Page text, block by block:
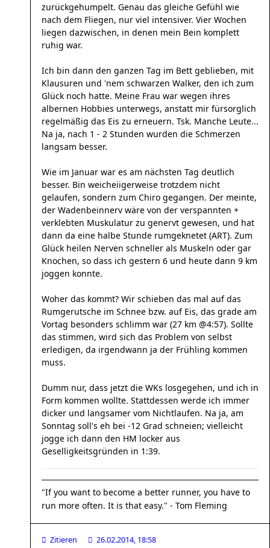
zurückgehumpelt. Genau das gleiche Gefühl wie
nach dem Fliegen, nur viel intensiver. Vier Wochen
liegen dazwischen, in denen mein Bein komplett
ruhig war.
Ich bin dann den ganzen Tag im Bett geblieben, mit
Klausuren und 'nem schwarzen Walker, den ich zum
Glück noch hatte. Meine Frau war wegen ihres
albernen Hobbies unterwegs, anstatt mir fürsorglich
regelmäßig das Eis zu erneuern. Tsk. Manche Leute...
Na ja, nach 1 - 2 Stunden wurden die Schmerzen
langsam besser.
Wie im Januar war es am nächsten Tag deutlich
besser. Bin weicheiigerweise trotzdem nicht
gelaufen, sondern zum Chiro gegangen. Der meinte,
der Wadenbeinnerv wäre von der verspannten +
verklebten Muskulatur zu genervt gewesen, und hat
dann da eine halbe Stunde rumgeknetet (ART). Zum
Glück heilen Nerven schneller als Muskeln oder gar
Knochen, so dass ich gestern 6 und heute dann 9 km
joggen konnte.
Woher das kommt? Wir schieben das mal auf das
Rumgerutsche im Schnee bzw. auf Eis, das grade am
Vortag besonders schlimm war (27 km @4:57). Sollte
das stimmen, wird sich das Problem von selbst
erledigen, da irgendwann ja der Frühling kommen
muss.
Dumm nur, dass jetzt die WKs losgegehen, und ich in
Form kommen wollte. Stattdessen werde ich immer
dicker und langsamer vom Nichtlaufen. Na ja, am
Sonntag soll's eh bei -12 Grad schneien; vielleicht
jogge ich dann den HM locker aus
Geselligkeitsgründen in 1:39.
"If you want to become a better runner, you have to
run more often. It is that easy." - Tom Fleming
Zitieren 26.02.2014, 18:58